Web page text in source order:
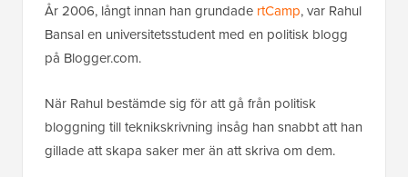
År 2006, långt innan han grundade rtCamp, var Rahul
Bansal en universitetsstudent med en politisk blogg
på Blogger.com.
När Rahul bestämde sig för att gå från politisk
bloggning till teknikskrivning insåg han snabbt att han
gillade att skapa saker mer än att skriva om dem.